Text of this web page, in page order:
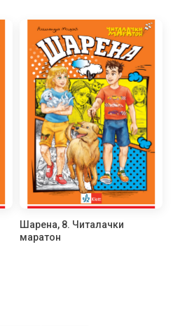
Шарена, 8. Читалачки
маратон